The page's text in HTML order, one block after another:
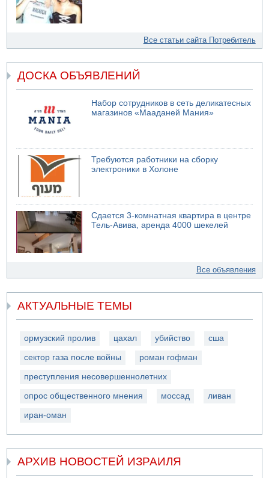
Все статьи сайта Потребитель
ДОСКА ОБЪЯВЛЕНИЙ
Набор сотрудников в сеть деликатесных
магазинов «Мааданей Мания»
Требуются работники на сборку
электроники в Холоне
Сдается 3-комнатная квартира в центре
Тель-Авива, аренда 4000 шекелей
Все объявления
АКТУАЛЬНЫЕ ТЕМЫ
ормузский пролив цахал убийство сша
сектор газа после войны роман гофман
преступления несовершеннолетних
опрос общественного мнения моссад ливан
иран-оман
АРХИВ НОВОСТЕЙ ИЗРАИЛЯ